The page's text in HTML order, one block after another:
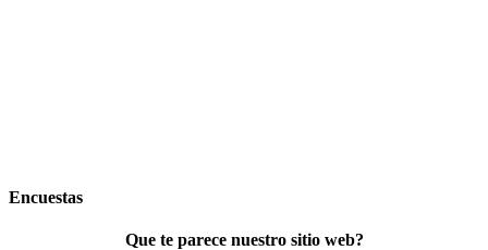
Encuestas
Que te parece nuestro sitio web?